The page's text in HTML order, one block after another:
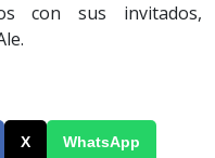
con sus invitados,
X WhatsApp